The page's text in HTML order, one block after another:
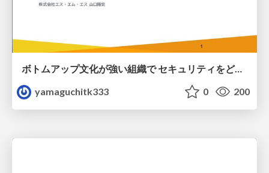
ボトムアップ文化が強い組織で セキュリティをどう根付かせていくかの現在進行形の話 / Making Security Stick in a Bottom-Up Organization
yamaguchitk333
0 200